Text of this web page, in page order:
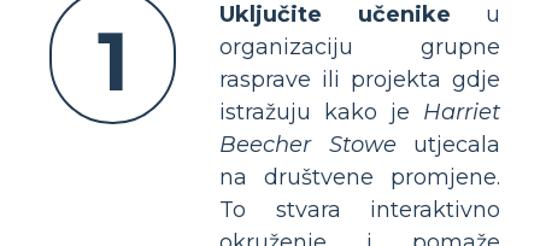
1 Uključite učenike u
organizaciju grupne
rasprave ili projekta gdje
istražuju kako je Harriet
Beecher Stowe utjecala
na društvene promjene.
To stvara interaktivno